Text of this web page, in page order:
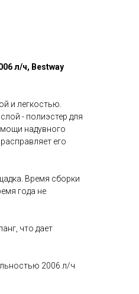
л/ч, Bestway
и легкостью.
- полиэстер для
надувного
его
Время сборки
года не
что дает
2006 л/ч